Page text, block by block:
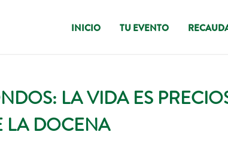
INICIO TU EVENTO
LA VIDA ES
LA DOCENA